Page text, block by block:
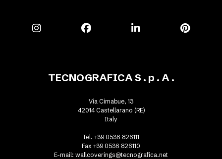
TECNOGRAFICA S . p . A .
Via Cimabue, 13
42014 Castellarano (RE)
Italy
Tel. +39 0536 826111
Fax +39 0536 826110
E-mail: wallcoverings@tecnografica.net